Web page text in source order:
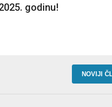
godinu!
NOVIJI